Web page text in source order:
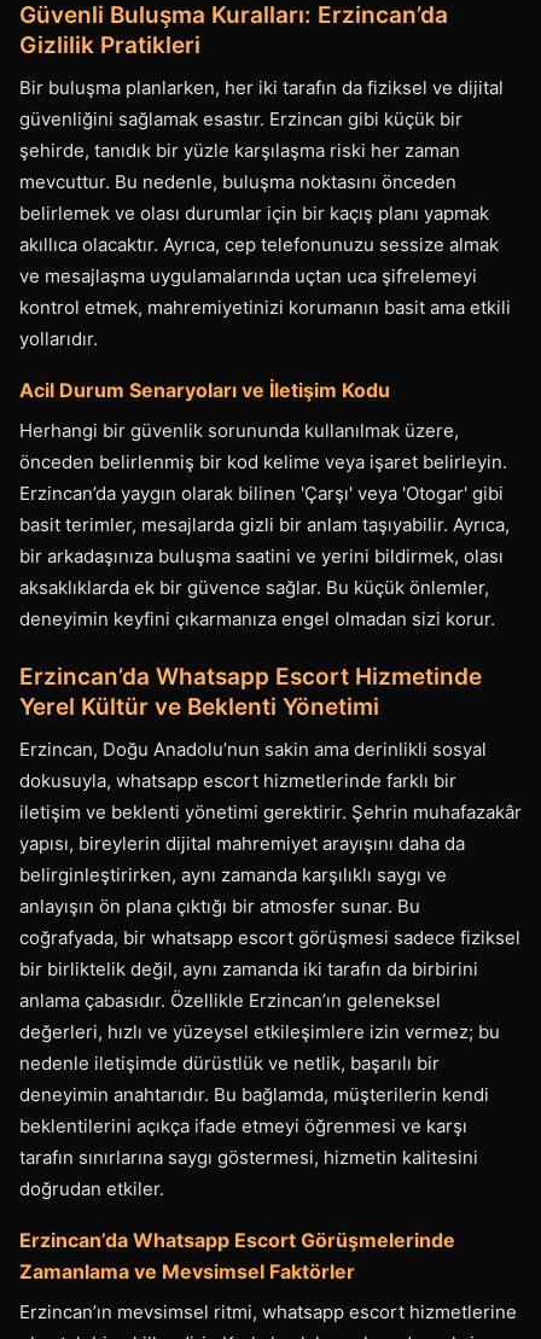
Güvenli Buluşma Kuralları: Erzincan’da
Gizlilik Pratikleri
Bir buluşma planlarken, her iki tarafın da fiziksel ve dijital
güvenliğini sağlamak esastır. Erzincan gibi küçük bir
şehirde, tanıdık bir yüzle karşılaşma riski her zaman
mevcuttur. Bu nedenle, buluşma noktasını önceden
belirlemek ve olası durumlar için bir kaçış planı yapmak
akıllıca olacaktır. Ayrıca, cep telefonunuzu sessize almak
ve mesajlaşma uygulamalarında uçtan uca şifrelemeyi
kontrol etmek, mahremiyetinizi korumanın basit ama etkili
yollarıdır.
Acil Durum Senaryoları ve İletişim Kodu
Herhangi bir güvenlik sorununda kullanılmak üzere,
önceden belirlenmiş bir kod kelime veya işaret belirleyin.
Erzincan’da yaygın olarak bilinen 'Çarşı' veya 'Otogar' gibi
basit terimler, mesajlarda gizli bir anlam taşıyabilir. Ayrıca,
bir arkadaşınıza buluşma saatini ve yerini bildirmek, olası
aksaklıklarda ek bir güvence sağlar. Bu küçük önlemler,
deneyimin keyfini çıkarmanıza engel olmadan sizi korur.
Erzincan’da Whatsapp Escort Hizmetinde
Yerel Kültür ve Beklenti Yönetimi
Erzincan, Doğu Anadolu’nun sakin ama derinlikli sosyal
dokusuyla, whatsapp escort hizmetlerinde farklı bir
iletişim ve beklenti yönetimi gerektirir. Şehrin muhafazakâr
yapısı, bireylerin dijital mahremiyet arayışını daha da
belirginleştirirken, aynı zamanda karşılıklı saygı ve
anlayışın ön plana çıktığı bir atmosfer sunar. Bu
coğrafyada, bir whatsapp escort görüşmesi sadece fiziksel
bir birliktelik değil, aynı zamanda iki tarafın da birbirini
anlama çabasıdır. Özellikle Erzincan’ın geleneksel
değerleri, hızlı ve yüzeysel etkileşimlere izin vermez; bu
nedenle iletişimde dürüstlük ve netlik, başarılı bir
deneyimin anahtarıdır. Bu bağlamda, müşterilerin kendi
beklentilerini açıkça ifade etmeyi öğrenmesi ve karşı
tarafın sınırlarına saygı göstermesi, hizmetin kalitesini
doğrudan etkiler.
Erzincan’da Whatsapp Escort Görüşmelerinde
Zamanlama ve Mevsimsel Faktörler
Erzincan’ın mevsimsel ritmi, whatsapp escort hizmetlerine